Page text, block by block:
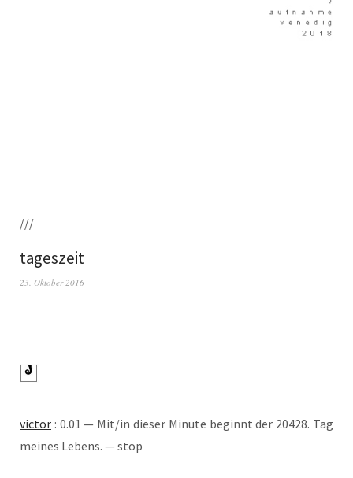
///
tageszeit
23. Oktober 2016
vic­tor : 0.01 — Mit/in die­ser Minu­te beginnt der 20428. Tag
mei­nes Lebens. — stop